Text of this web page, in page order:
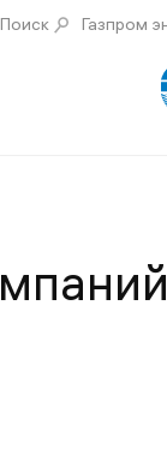
Поиск Газпром